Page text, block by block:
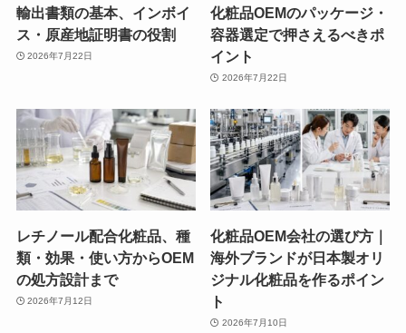
輸出書類の基本、インボイ
ス・原産地証明書の役割
2026年7月22日
化粧品OEMのパッケージ・
容器選定で押さえるべきポ
イント
2026年7月22日
レチノール配合化粧品、種
類・効果・使い方からOEM
の処方設計まで
2026年7月12日
化粧品OEM会社の選び方｜
海外ブランドが日本製オリ
ジナル化粧品を作るポイン
ト
2026年7月10日